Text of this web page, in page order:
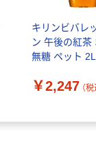
キリンビバレ
ン 午後の紅茶
無糖 ペット
ト(6個)（直送品
￥2,247 （税